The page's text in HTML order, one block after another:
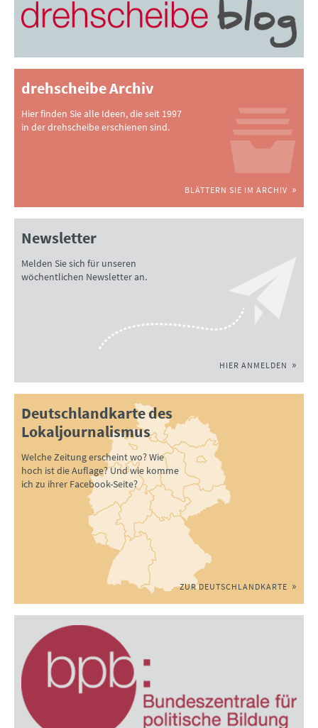
drehscheibe Archiv
Hier finden Sie alle Ideen, die seit 1997
in der drehscheibe erschienen sind.
BLÄTTERN SIE IM ARCHIV
Newsletter
Melden Sie sich für unseren
wöchentlichen Newsletter an.
HIER ANMELDEN
Deutschlandkarte des
Lokaljournalismus
Welche Zeitung erscheint wo? Wie
hoch ist die Auflage? Und wie komme
ich zu ihrer Facebook-Seite?
ZUR DEUTSCHLANDKARTE